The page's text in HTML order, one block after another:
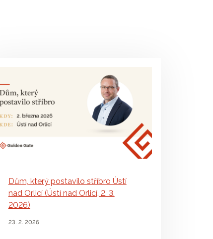
Dům, který postavilo stříbro Ústí
nad Orlicí (Ústí nad Orlicí, 2. 3.
2026)
23. 2. 2026